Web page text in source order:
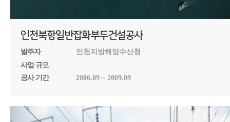
인천북항일반잡화부두건설공사
발주자
인천지방해양수산청
사업 규모
공사 기간
2006.09 ~ 2009.09